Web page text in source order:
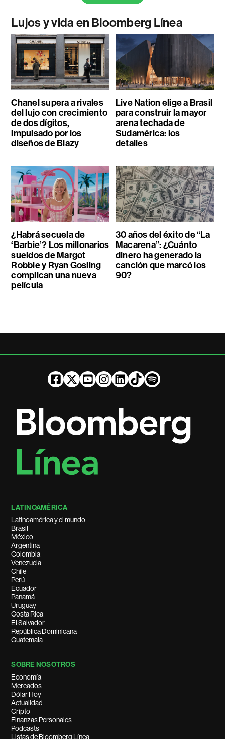
Lujos y vida en Bloomberg Línea
Chanel supera a rivales
del lujo con crecimiento
de dos dígitos,
impulsado por los
diseños de Blazy
Live Nation elige a Brasil
para construir la mayor
arena techada de
Sudamérica: los
detalles
¿Habrá secuela de
‘Barbie’? Los millonarios
sueldos de Margot
Robbie y Ryan Gosling
complican una nueva
película
30 años del éxito de “La
Macarena”: ¿Cuánto
dinero ha generado la
canción que marcó los
90?
LATINOAMÉRICA
Latinoamérica y el mundo
Brasil
México
Argentina
Colombia
Venezuela
Chile
Perú
Ecuador
Panamá
Uruguay
Costa Rica
El Salvador
República Dominicana
Guatemala
SOBRE NOSOTROS
Economía
Mercados
Dólar Hoy
Actualidad
Cripto
Finanzas Personales
Podcasts
Listas de Bloomberg Línea